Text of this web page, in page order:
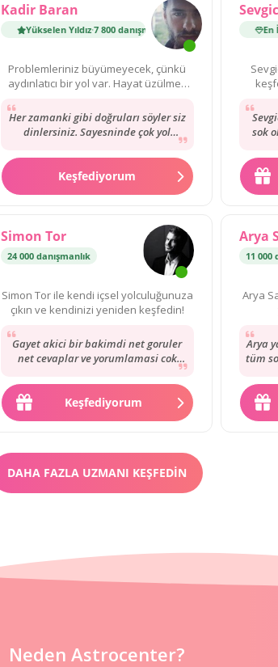
44 000 danışmanlık
Kadir Baran
Yükselen Yıldız·7 800 danışmanlık Yükselen Yıldız 7 800
Problemleriniz büyümeyecek, çünkü
aydınlatıcı bir yol var. Hayat üzülmek
Her zamanki gibi doğruları söyler siz
dinlersiniz. Sayesninde çok yol
katettim. Yine gideceğiz. Gördükleri
yorumları...
Keşfediyorum
En İyi
sok
18 000 danışmanlık
Simon Tor
24 000 danışmanlık
Simon Tor ile kendi içsel yolculuğunuza
çıkın ve kendinizi yeniden keşfedin!
Gayet akici bir bakimdi net goruler
net cevaplar ve yorumlamasi cok
iyidi Simon Bey’in. Tavsiye ediyorum.
💕💕💕💕💕💕💕💕💕💕💕💕💕💕💕💕💕
💕💕💕💕💕💕💕💕💕💕💕💕💕💕💕💕💕
💕💕💕💕💕💕💕💕💕💕💕💕💕💕💕💕💕
Keşfediyorum
Arya
11 000
Arya
Arya
tüm
DAHA FAZLA UZMANI KEŞFEDIN
Neden Astrocenter?